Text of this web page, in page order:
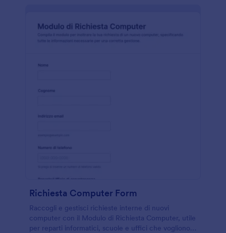
Richiesta Computer Form
Raccogli e gestisci richieste interne di nuovi
computer con il Modulo di Richiesta Computer, utile
per reparti informatici, scuole e uffici che vogliono